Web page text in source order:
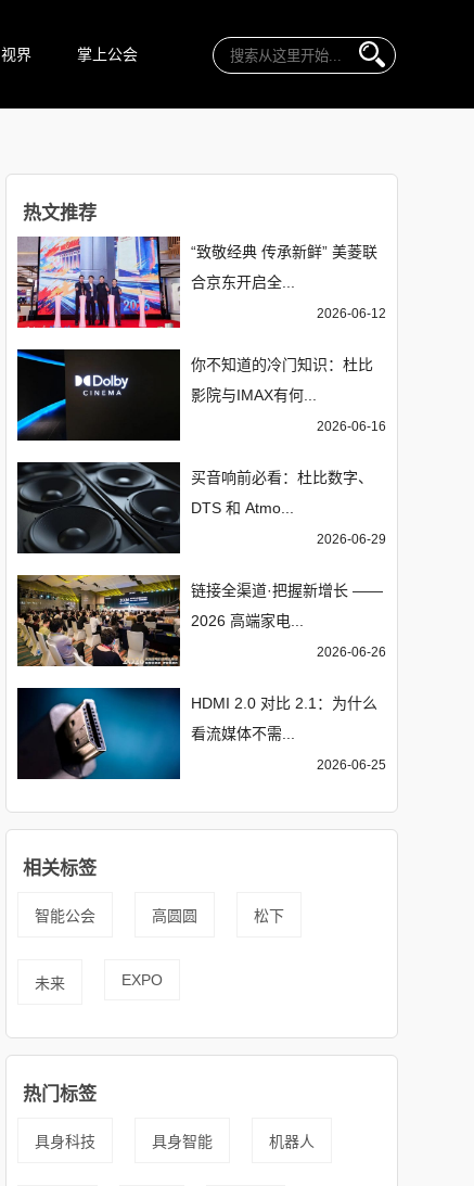
视界 掌上公会
热文推荐
“致敬经典 传承新鲜” 美菱联
合京东开启全...
2026-06-12
你不知道的冷门知识：杜比
影院与IMAX有何...
2026-06-16
买音响前必看：杜比数字、
DTS 和 Atmo...
2026-06-29
链接全渠道·把握新增长 ——
2026 高端家电...
2026-06-26
HDMI 2.0 对比 2.1：为什么
看流媒体不需...
2026-06-25
相关标签
智能公会 高圆圆 松下
未来 EXPO
热门标签
具身科技 具身智能 机器人